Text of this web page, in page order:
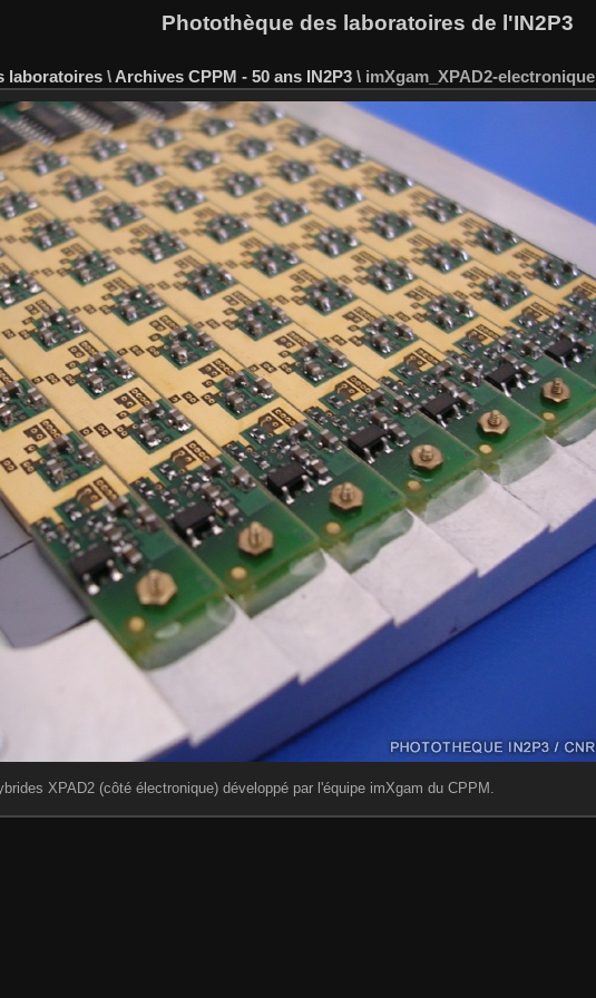
Photothèque des laboratoires de l'IN2P3
laboratoires \ Archives CPPM - 50 ans IN2P3 \ imXgam_XPAD2-electronique
XPAD2 (côté électronique) développé par l'équipe imXgam du CPPM.